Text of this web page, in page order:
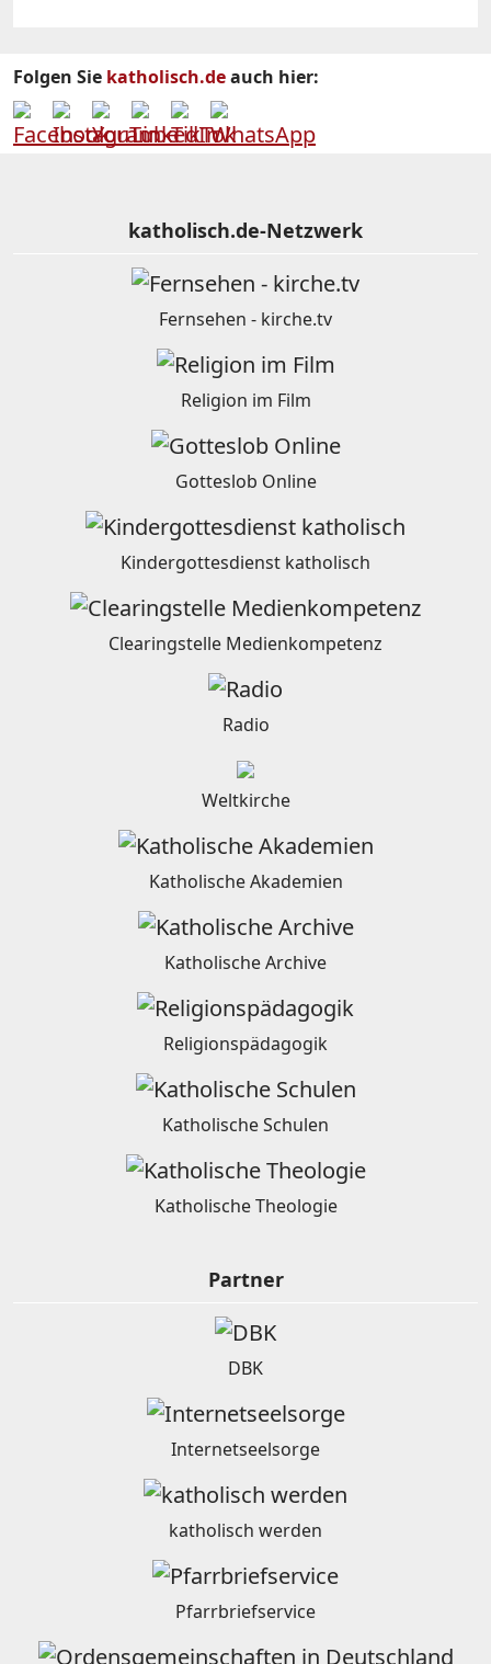
Folgen Sie katholisch.deauch hier:
katholisch.de-Netzwerk
Fernsehen - kirche.tv
Religion im Film
Gotteslob Online
Kindergottesdienst katholisch
Clearingstelle Medienkompetenz
Radio
Weltkirche
Katholische Akademien
Katholische Archive
Religionspädagogik
Katholische Schulen
Katholische Theologie
Partner
DBK
Internetseelsorge
katholisch werden
Pfarrbriefservice